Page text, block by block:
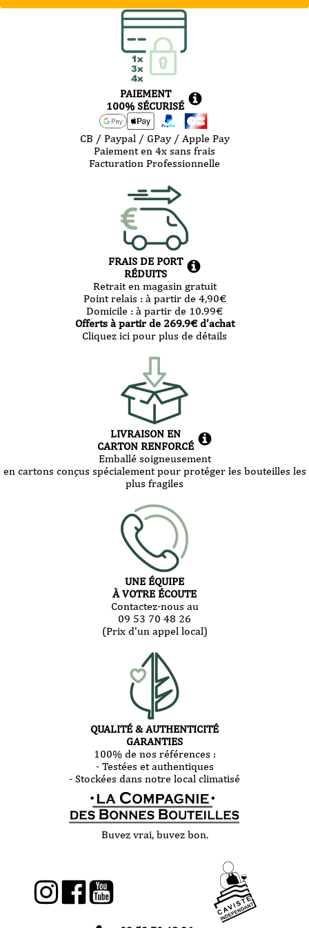
PAIEMENT
100% SÉCURISÉ
CB / Paypal / GPay / Apple Pay
Paiement en 4x sans frais
Facturation Professionnelle
FRAIS DE PORT
RÉDUITS
Retrait en magasin gratuit
Point relais : à partir de 4,90€
Domicile : à partir de 10.99€
Offerts à partir de 269.9€ d’achat
Cliquez ici pour plus de détails
LIVRAISON EN
CARTON RENFORCÉ
Emballé soigneusement
en cartons conçus spécialement pour protéger les bouteilles les
plus fragiles
UNE ÉQUIPE
À VOTRE ÉCOUTE
Contactez-nous au
09 53 70 48 26
(Prix d'un appel local)
QUALITÉ & AUTHENTICITÉ
GARANTIES
100% de nos références :
- Testées et authentiques
- Stockées dans notre local climatisé
Buvez vrai, buvez bon.